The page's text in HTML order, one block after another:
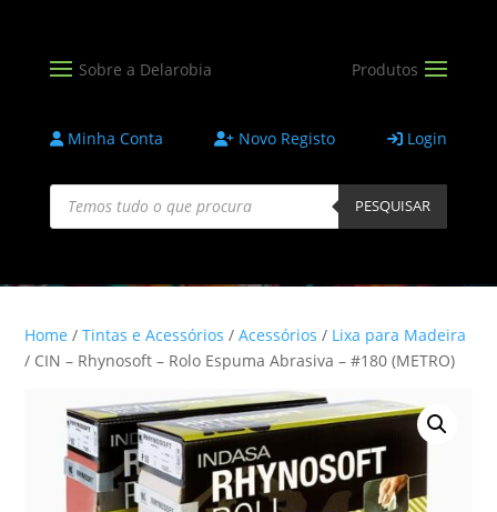
Minha Conta Novo Registo Login
Products
search PESQUISAR
Home /Tintas e Acessórios /Acessórios / Lixa para Madeira
/ CIN – Rhynosoft – Rolo Espuma Abrasiva – #180 (METRO)